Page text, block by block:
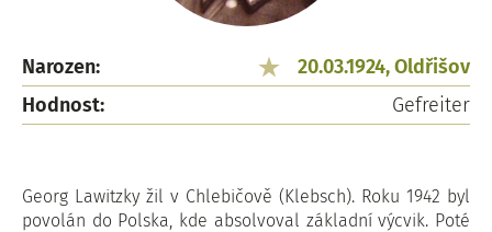
Narozen:
20.03.1924, Oldřišov
Hodnost:
Gefreiter
Georg Lawitzky žil v Chlebičově (Klebsch). Roku 1942 byl
povolán do Polska, kde absolvoval základní výcvik. Poté